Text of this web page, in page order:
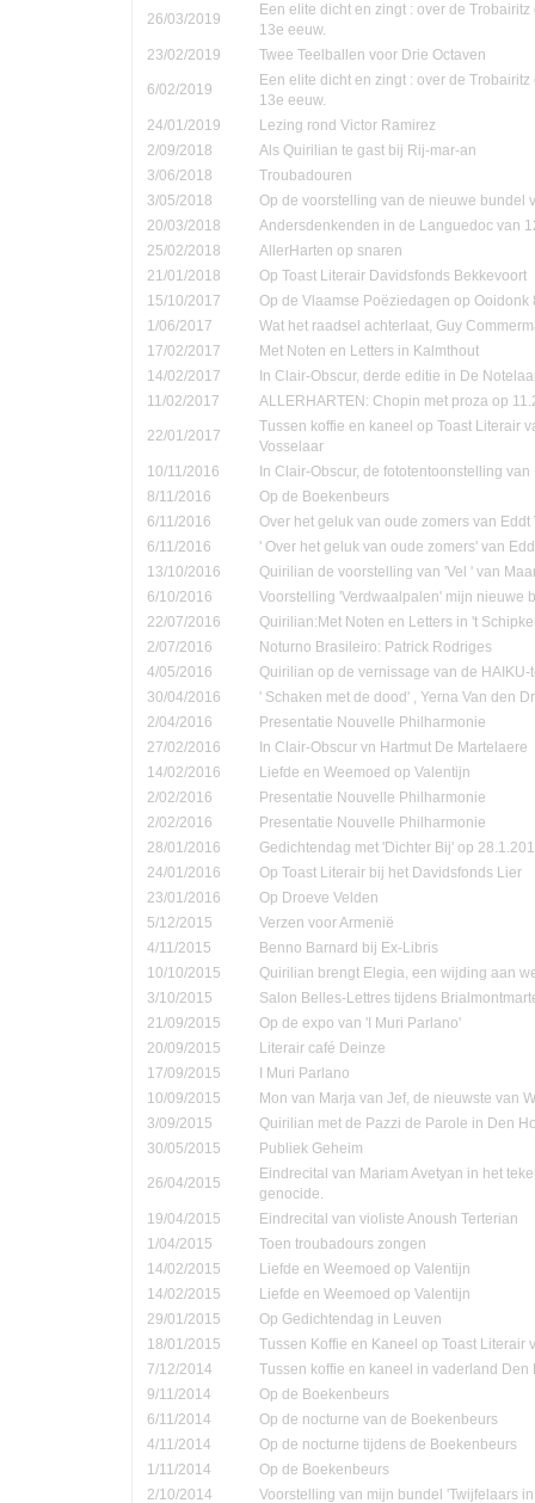
26/03/2019
Een elite dicht en zingt : over de
13e eeuw.
23/02/2019
Twee Teelballen voor Drie Octaven
6/02/2019
Een elite dicht en zingt : over de
13e eeuw.
24/01/2019
Lezing rond Victor Ramirez
2/09/2018
Als Quirilian te gast bij Rij-mar-an
3/06/2018
Troubadouren
3/05/2018
Op de voorstelling van de nieuwe bundel
20/03/2018
Andersdenkenden in de Languedoc van
25/02/2018
AllerHarten op snaren
21/01/2018
Op Toast Literair Davidsfonds Bekkevoort
15/10/2017
Op de Vlaamse Poëziedagen op
1/06/2017
Wat het raadsel achterlaat, Guy
17/02/2017
Met Noten en Letters in Kalmthout
14/02/2017
In Clair-Obscur, derde editie in De
11/02/2017
ALLERHARTEN: Chopin met proza op
22/01/2017
Tussen koffie en kaneel op Toast Literair
Vosselaar
10/11/2016
In Clair-Obscur, de fototentoonstelling
8/11/2016
Op de Boekenbeurs
6/11/2016
Over het geluk van oude zomers van Eddt
6/11/2016
' Over het geluk van oude zomers' van
13/10/2016
Quirilian de voorstelling van 'Vel ' van
6/10/2016
Voorstelling 'Verdwaalpalen' mijn nieuwe
22/07/2016
Quirilian:Met Noten en Letters in 't
2/07/2016
Noturno Brasileiro: Patrick Rodriges
4/05/2016
Quirilian op de vernissage van de
30/04/2016
' Schaken met de dood' , Yerna Van den
2/04/2016
Presentatie Nouvelle Philharmonie
27/02/2016
In Clair-Obscur vn Hartmut De Martelaere
14/02/2016
Liefde en Weemoed op Valentijn
2/02/2016
Presentatie Nouvelle Philharmonie
2/02/2016
Presentatie Nouvelle Philharmonie
28/01/2016
Gedichtendag met 'Dichter Bij' op
24/01/2016
Op Toast Literair bij het Davidsfonds Lier
23/01/2016
Op Droeve Velden
5/12/2015
Verzen voor Armenië
4/11/2015
Benno Barnard bij Ex-Libris
10/10/2015
Quirilian brengt Elegia, een wijding aan
3/10/2015
Salon Belles-Lettres tijdens
21/09/2015
Op de expo van 'I Muri Parlano'
20/09/2015
Literair café Deinze
17/09/2015
I Muri Parlano
10/09/2015
Mon van Marja van Jef, de nieuwste van
3/09/2015
Quirilian met de Pazzi de Parole in Den
30/05/2015
Publiek Geheim
26/04/2015
Eindrecital van Mariam Avetyan in het
genocide.
19/04/2015
Eindrecital van violiste Anoush Terterian
1/04/2015
Toen troubadours zongen
14/02/2015
Liefde en Weemoed op Valentijn
14/02/2015
Liefde en Weemoed op Valentijn
29/01/2015
Op Gedichtendag in Leuven
18/01/2015
Tussen Koffie en Kaneel op Toast Literair
7/12/2014
Tussen koffie en kaneel in vaderland Den
9/11/2014
Op de Boekenbeurs
6/11/2014
Op de nocturne van de Boekenbeurs
4/11/2014
Op de nocturne tijdens de Boekenbeurs
1/11/2014
Op de Boekenbeurs
2/10/2014
Voorstelling van mijn bundel 'Twijfelaars